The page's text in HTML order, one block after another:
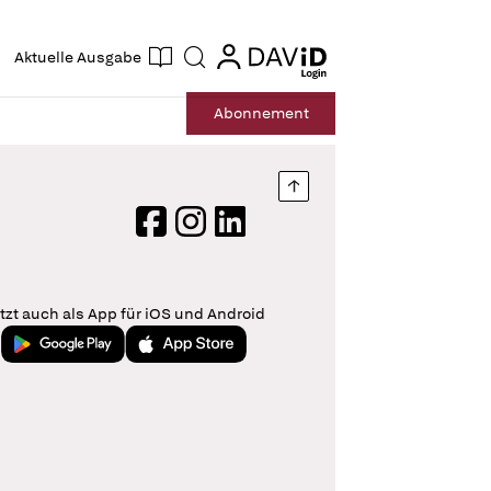
Aktuelle Ausgabe Suche login
login
Abonnement
Nach oben springen
FacebookInstagram
LinkedIn
auch als App für iOS und Android
Jetzt bei Google PlayLaden im App Store